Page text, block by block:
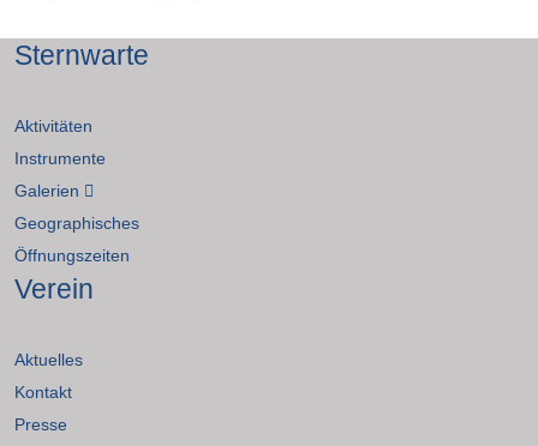
Sternwarte
Aktivitäten
Instrumente
Galerien
Geographisches
Öffnungszeiten
Verein
Aktuelles
Kontakt
Presse